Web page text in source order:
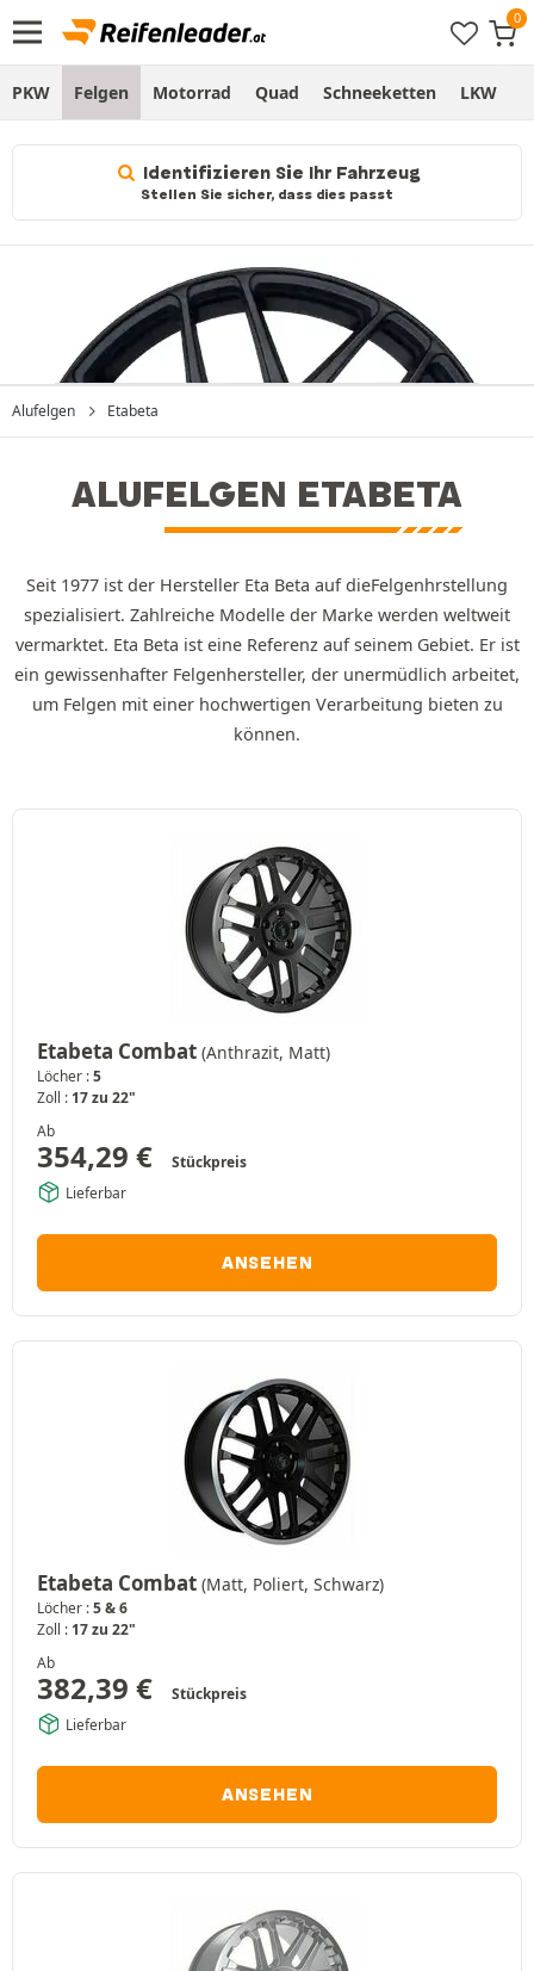
PKW Felgen Motorrad Quad Schneeketten LKW
Identifizieren Sie Ihr Fahrzeug
Stellen Sie sicher, dass dies passt
Alufelgen Etabeta
ALUFELGEN ETABETA
Seit 1977 ist der Hersteller Eta Beta auf dieFelgenhrstellung
spezialisiert. Zahlreiche Modelle der Marke werden weltweit
vermarktet. Eta Beta ist eine Referenz auf seinem Gebiet. Er ist
ein gewissenhafter Felgenhersteller, der unermüdlich arbeitet,
um Felgen mit einer hochwertigen Verarbeitung bieten zu
können.
Etabeta Combat (Anthrazit, Matt)
Löcher :5
Zoll : 17 zu 22"
Ab
354,29 €
Stückpreis
Lieferbar
ANSEHEN
Etabeta Combat (Matt, Poliert, Schwarz)
Löcher :5 & 6
Zoll : 17 zu 22"
Ab
382,39 €
Stückpreis
Lieferbar
ANSEHEN